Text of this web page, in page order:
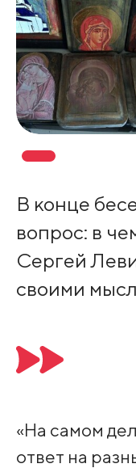
В конце
вопрос: в
Сергей
своими
«На самом
ответ на